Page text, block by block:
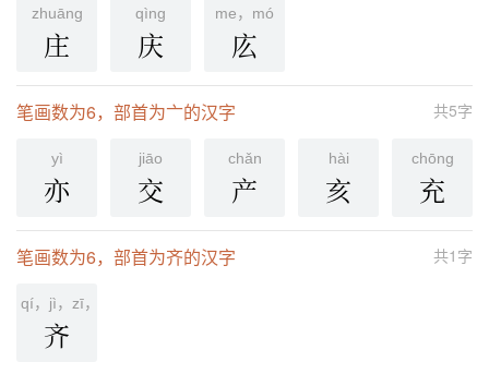
zhuānɡ
庄
qìnɡ
庆
me，mó
庅
共5字
笔画数为6，部首为亠的汉字
yì
亦
jiāo
交
chǎn
产
hài
亥
chōnɡ
充
共1字
笔画数为6，部首为齐的汉字
qí，jì，zī，zhāi
齐